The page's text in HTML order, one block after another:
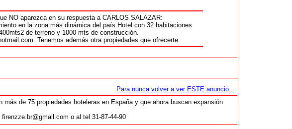
NO aparezca en su respuesta a CARLOS SALAZAR:
en la zona más dinámica del país.Hotel con 32 habitaciones
de terreno y 1000 mts de construcción.
Tenemos además otra propiedades que ofrecerte.
Para nunca volver a ver ESTE anuncio...
de 75 propiedades hoteleras en España y que ahora buscan expansión
o al tel 31-87-44-90